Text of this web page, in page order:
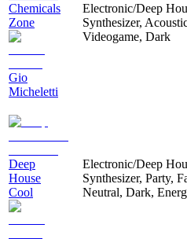
Chemicals
Zone
Gio
Micheletti
Electronic/Deep
Synthesizer,
Videogame, Dark
Deep
House
Cool
Electronic/Deep
Synthesizer, Party,
Neutral, Dark,